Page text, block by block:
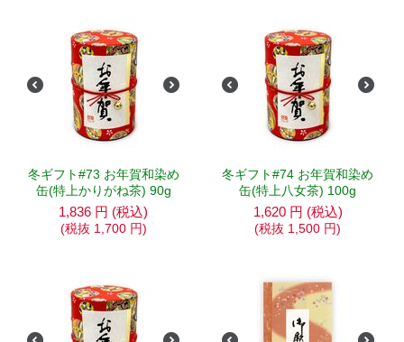
冬ギフト#73 お年賀和染め
缶(特上かりがね茶) 90g
1,836 円 (税込)
(税抜 1,700 円)
冬ギフト#74 お年賀和染め
缶(特上八女茶) 100g
1,620 円 (税込)
(税抜 1,500 円)